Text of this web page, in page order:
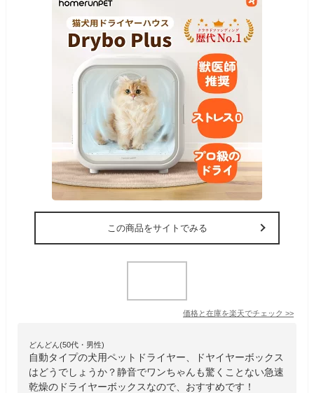
この商品をサイトでみる
価格と在庫を楽天でチェック >>
どんどん(50代・男性)
自動タイプの犬用ペットドライヤー、ドヤイヤーボックス
はどうでしょうか？静音でワンちゃんも驚くことない急速
乾燥のドライヤーボックスなので、おすすめです！